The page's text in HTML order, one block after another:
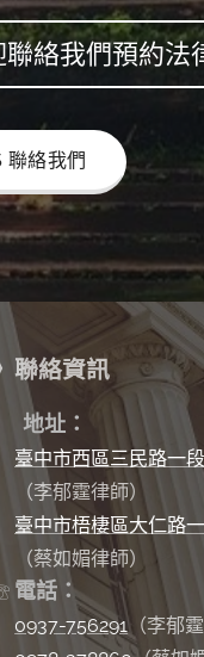
絡我們預約法
聯絡我們
聯絡資訊
✉地址：
臺中市西區三民路一
（李郁霆律師）
臺中市梧棲區大仁路
（蔡如媚律師）
電話：
0937-756291（李郁霆